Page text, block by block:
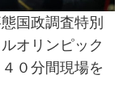
国政調査特別
オリンピック
０分間現場を